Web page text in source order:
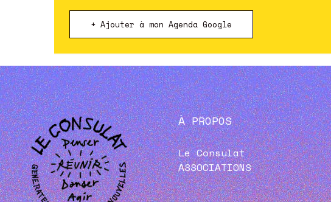
+ Ajouter à mon Agenda Google
À PROPOS
Le Consulat
ASSOCIATIONS